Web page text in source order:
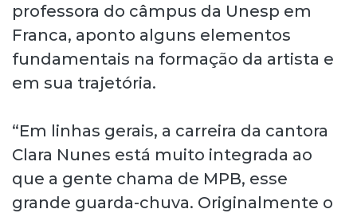
professora do câmpus da Unesp em
Franca, aponto alguns elementos
fundamentais na formação da artista e
em sua trajetória.
“Em linhas gerais, a carreira da cantora
Clara Nunes está muito integrada ao
que a gente chama de MPB, esse
grande guarda-chuva. Originalmente o